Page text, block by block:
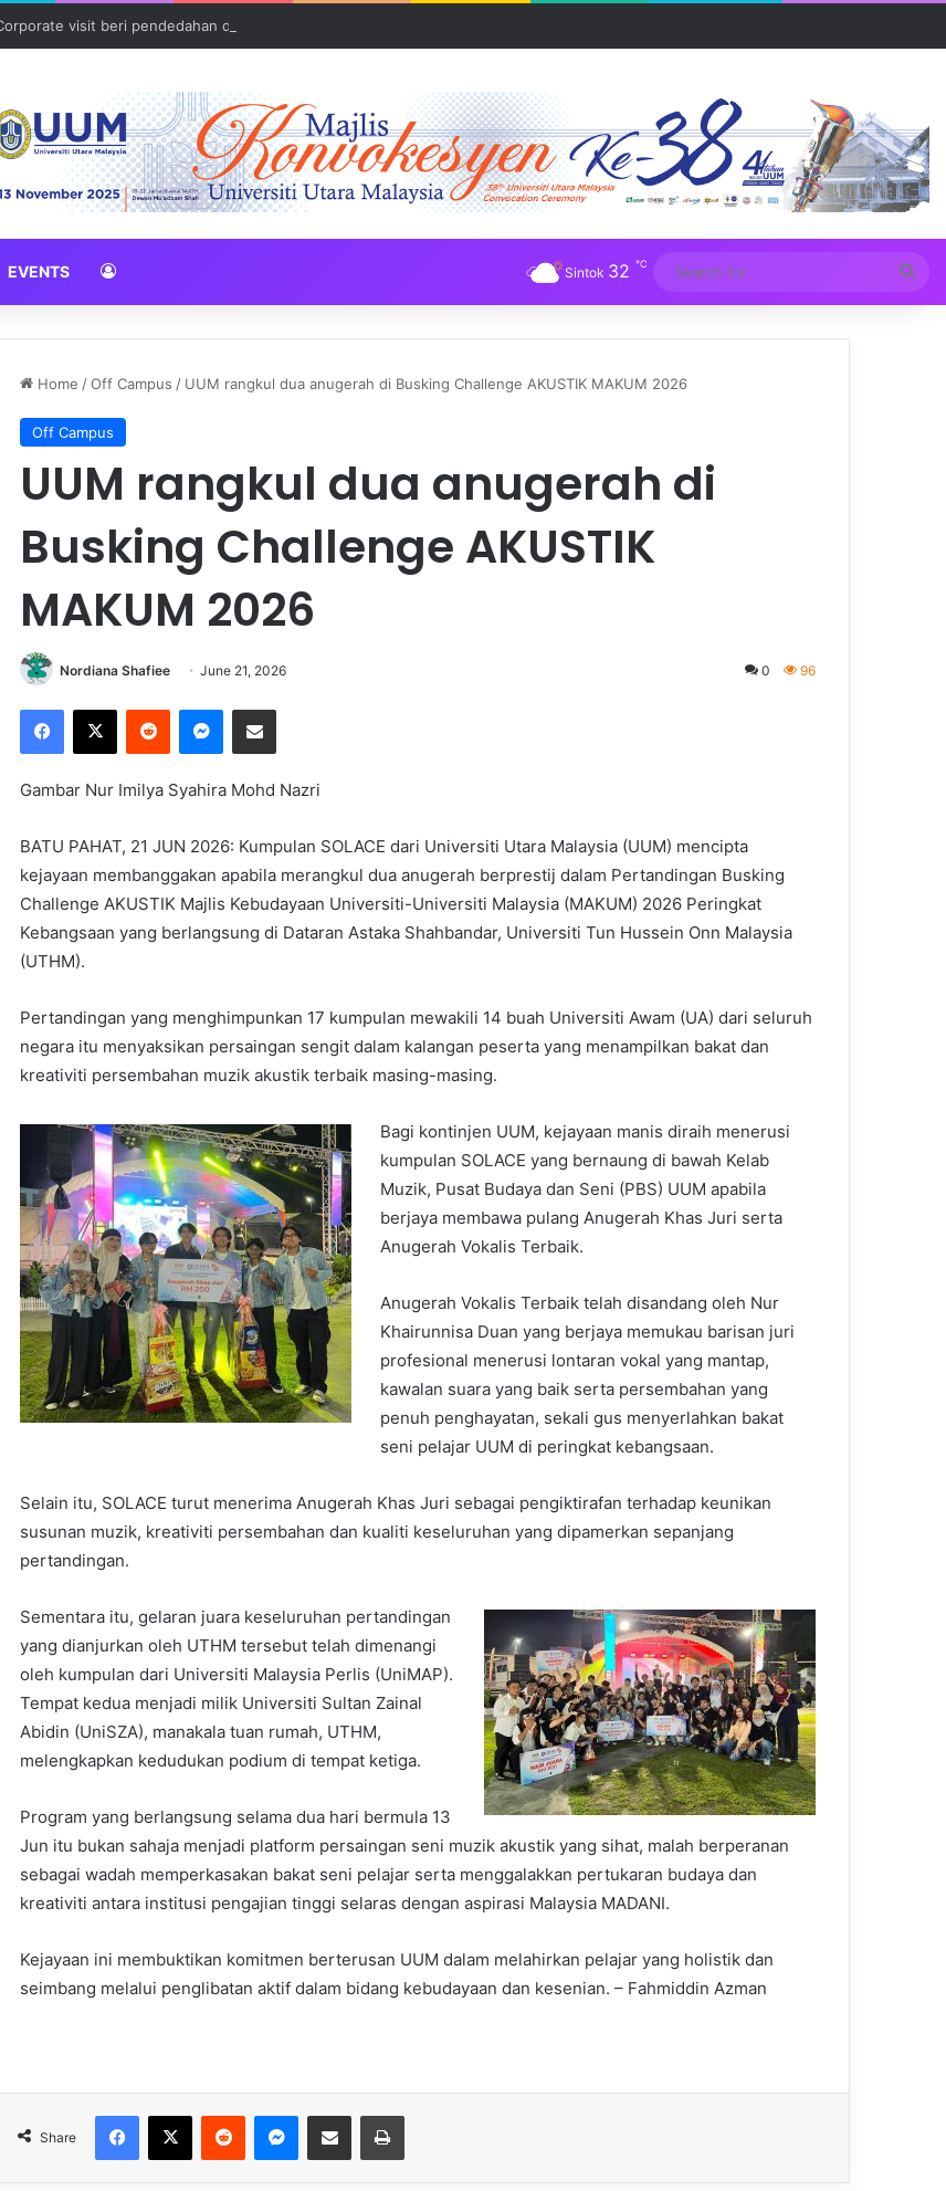
visit beri pendedahan dunia korporat kepada PELAJAR UUM
EVENTS Sintok 32 ℃
for
Home /Off Campus / UUM rangkul dua anugerah di Busking Challenge AKUSTIK MAKUM 2026
Off Campus
UUM rangkul dua anugerah di
Busking Challenge AKUSTIK
MAKUM 2026
Nordiana Shafiee June 21, 2026 0 96
Gambar Nur Imilya Syahira Mohd Nazri
BATU PAHAT, 21 JUN 2026: Kumpulan SOLACE dari Universiti Utara Malaysia (UUM) mencipta
kejayaan membanggakan apabila merangkul dua anugerah berprestij dalam Pertandingan Busking
Challenge AKUSTIK Majlis Kebudayaan Universiti-Universiti Malaysia (MAKUM) 2026 Peringkat
Kebangsaan yang berlangsung di Dataran Astaka Shahbandar, Universiti Tun Hussein Onn Malaysia
(UTHM).
Pertandingan yang menghimpunkan 17 kumpulan mewakili 14 buah Universiti Awam (UA) dari seluruh
negara itu menyaksikan persaingan sengit dalam kalangan peserta yang menampilkan bakat dan
kreativiti persembahan muzik akustik terbaik masing-masing.
Bagi kontinjen UUM, kejayaan manis diraih menerusi
kumpulan SOLACE yang bernaung di bawah Kelab
Muzik, Pusat Budaya dan Seni (PBS) UUM apabila
berjaya membawa pulang Anugerah Khas Juri serta
Anugerah Vokalis Terbaik.
Anugerah Vokalis Terbaik telah disandang oleh Nur
Khairunnisa Duan yang berjaya memukau barisan juri
profesional menerusi lontaran vokal yang mantap,
kawalan suara yang baik serta persembahan yang
penuh penghayatan, sekali gus menyerlahkan bakat
seni pelajar UUM di peringkat kebangsaan.
Selain itu, SOLACE turut menerima Anugerah Khas Juri sebagai pengiktirafan terhadap keunikan
susunan muzik, kreativiti persembahan dan kualiti keseluruhan yang dipamerkan sepanjang
pertandingan.
Sementara itu, gelaran juara keseluruhan pertandingan
yang dianjurkan oleh UTHM tersebut telah dimenangi
oleh kumpulan dari Universiti Malaysia Perlis (UniMAP).
Tempat kedua menjadi milik Universiti Sultan Zainal
Abidin (UniSZA), manakala tuan rumah, UTHM,
melengkapkan kedudukan podium di tempat ketiga.
Program yang berlangsung selama dua hari bermula 13
Jun itu bukan sahaja menjadi platform persaingan seni muzik akustik yang sihat, malah berperanan
sebagai wadah memperkasakan bakat seni pelajar serta menggalakkan pertukaran budaya dan
kreativiti antara institusi pengajian tinggi selaras dengan aspirasi Malaysia MADANI.
Kejayaan ini membuktikan komitmen berterusan UUM dalam melahirkan pelajar yang holistik dan
seimbang melalui penglibatan aktif dalam bidang kebudayaan dan kesenian. – Fahmiddin Azman
Share